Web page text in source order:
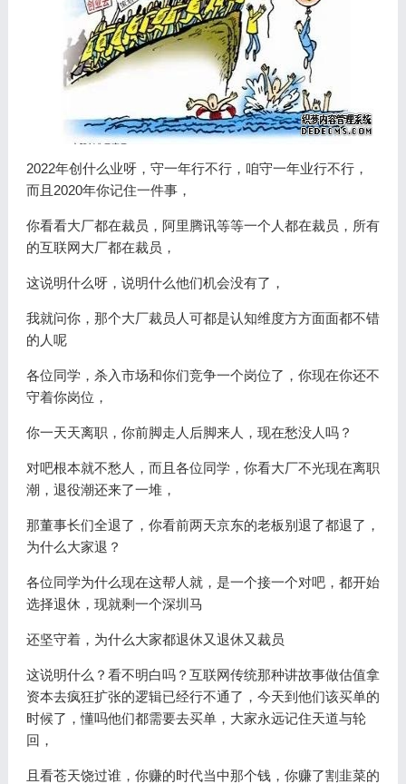
2022年创什么业呀，守一年行不行，咱守一年业行不行，
而且2020年你记住一件事，
你看看大厂都在裁员，阿里腾讯等等一个人都在裁员，所有
的互联网大厂都在裁员，
这说明什么呀，说明什么他们机会没有了，
我就问你，那个大厂裁员人可都是认知维度方方面面都不错
的人呢
各位同学，杀入市场和你们竞争一个岗位了，你现在你还不
守着你岗位，
你一天天离职，你前脚走人后脚来人，现在愁没人吗？
对吧根本就不愁人，而且各位同学，你看大厂不光现在离职
潮，退役潮还来了一堆，
那董事长们全退了，你看前两天京东的老板别退了都退了，
为什么大家退？
各位同学为什么现在这帮人就，是一个接一个对吧，都开始
选择退休，现就剩一个深圳马
还坚守着，为什么大家都退休又退休又裁员
这说明什么？看不明白吗？互联网传统那种讲故事做估值拿
资本去疯狂扩张的逻辑已经行不通了，今天到他们该买单的
时候了，懂吗他们都需要去买单，大家永远记住天道与轮
回，
且看苍天饶过谁，你赚的时代当中那个钱，你赚了割韭菜的